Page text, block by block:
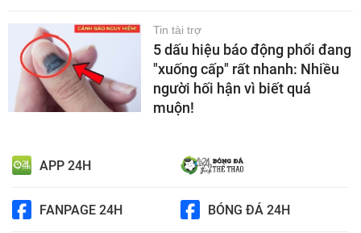
Tin tài trợ
5 dấu hiệu báo động phổi đang
"xuống cấp" rất nhanh: Nhiều
người hối hận vì biết quá
muộn!
APP 24H
FANPAGE 24H BÓNG ĐÁ 24H